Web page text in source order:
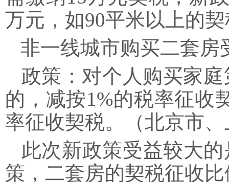
万元，如90平米以上的
非一线城市购买二套房
政策：对个人购买家庭
的，减按1%的税率征收
率征收契税。（北京市
此次新政策受益较大
策，二套房的契税征收